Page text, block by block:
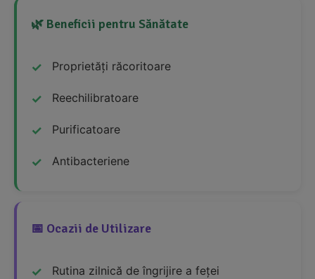
🌿 Beneficii pentru Sănătate
Proprietăți răcoritoare
Reechilibratoare
Purificatoare
Antibacteriene
📅 Ocazii de Utilizare
Rutina zilnică de îngrijire a feței